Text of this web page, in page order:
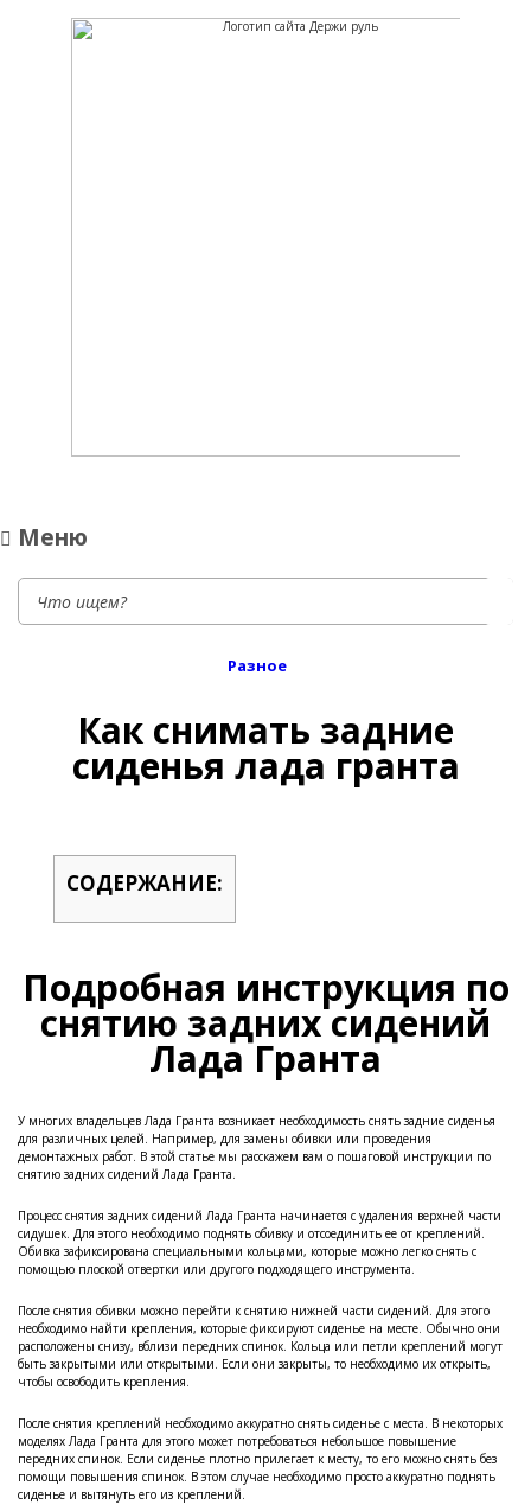
Меню
Разное
Как снимать задние
сиденья лада гранта
СОДЕРЖАНИЕ:
Подробная инструкция по
снятию задних сидений
Лада Гранта
У многих владельцев Лада Гранта возникает необходимость снять задние сиденья
для различных целей. Например, для замены обивки или проведения
демонтажных работ. В этой статье мы расскажем вам о пошаговой инструкции по
снятию задних сидений Лада Гранта.
Процесс снятия задних сидений Лада Гранта начинается с удаления верхней части
сидушек. Для этого необходимо поднять обивку и отсоединить ее от креплений.
Обивка зафиксирована специальными кольцами, которые можно легко снять с
помощью плоской отвертки или другого подходящего инструмента.
После снятия обивки можно перейти к снятию нижней части сидений. Для этого
необходимо найти крепления, которые фиксируют сиденье на месте. Обычно они
расположены снизу, вблизи передних спинок. Кольца или петли креплений могут
быть закрытыми или открытыми. Если они закрыты, то необходимо их открыть,
чтобы освободить крепления.
После снятия креплений необходимо аккуратно снять сиденье с места. В некоторых
моделях Лада Гранта для этого может потребоваться небольшое повышение
передних спинок. Если сиденье плотно прилегает к месту, то его можно снять без
помощи повышения спинок. В этом случае необходимо просто аккуратно поднять
сиденье и вытянуть его из креплений.